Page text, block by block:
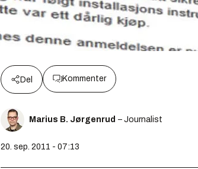
Del Kommenter
Marius B. Jørgenrud – Journalist
20. sep. 2011 - 07:13